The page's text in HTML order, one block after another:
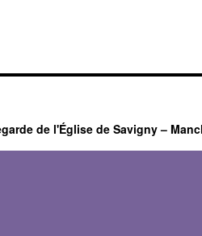
de l'Église de Savigny –